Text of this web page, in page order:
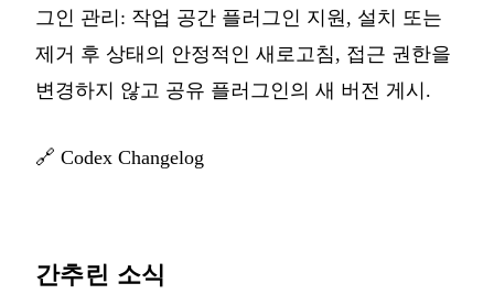
그인 관리: 작업 공간 플러그인 지원, 설치 또는
제거 후 상태의 안정적인 새로고침, 접근 권한을
변경하지 않고 공유 플러그인의 새 버전 게시.
🔗 Codex Changelog
간추린 소식